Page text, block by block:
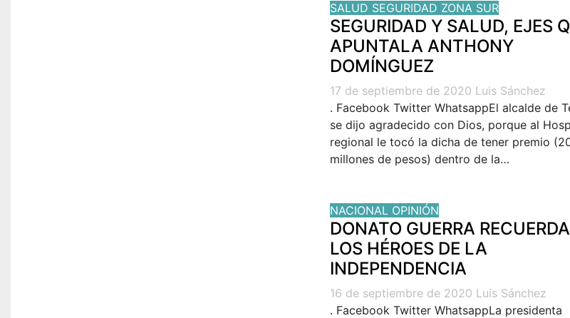
SALUD SEGURIDAD ZONA SUR
SEGURIDAD Y SALUD, EJES
APUNTALA ANTHONY
DOMÍNGUEZ
17 de septiembre de 2020 Luis Sánchez
. Facebook Twitter WhatsappEl alcalde de
se dijo agradecido con Dios, porque al
regional le tocó la dicha de tener premio
millones de pesos) dentro de la…
NACIONAL OPINIÓN
DONATO GUERRA
LOS HÉROES DE LA
INDEPENDENCIA
16 de septiembre de 2020 Luis Sánchez
. Facebook Twitter WhatsappLa presidenta